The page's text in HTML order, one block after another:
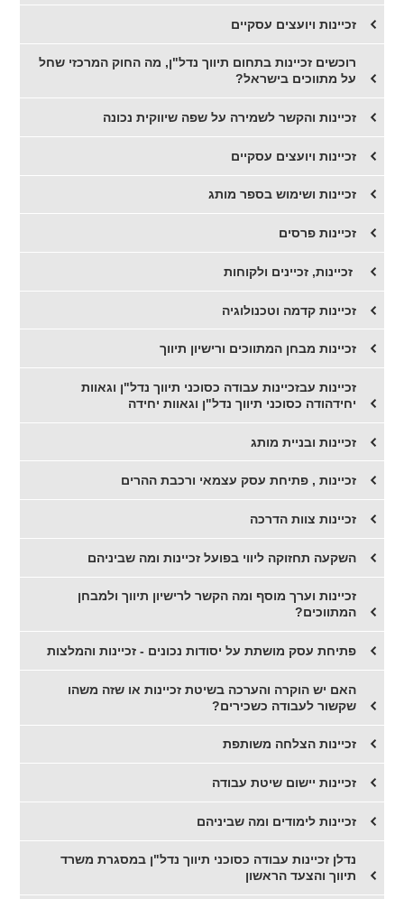
​זכיינות ויועצים עסקיים
​רוכשים זכיינות בתחום תיווך נדל"ן, מה החוק המרכזי שחל
על מתווכים בישראל?
​זכיינות והקשר לשמירה על שפה שיווקית נכונה
זכיינות ויועצים עסקיים
זכיינות ושימוש בספר מותג
זכיינות פרסים
​ זכיינות, זכיינים ולקוחות
​זכיינות קדמה וטכנולוגיה
זכיינות מבחן המתווכים ורישיון תיווך
זכיינות עבזכיינות עבודה כסוכני תיווך נדל"ן וגאוות
יחידהודה כסוכני תיווך נדל"ן וגאוות יחידה
זכיינות ובניית מותג
זכיינות , פתיחת עסק עצמאי ורכבת ההרים
זכיינות צוות הדרכה
השקעה תחזוקה ליווי בפועל זכיינות ומה שביניהם
זכיינות וערך מוסף ומה הקשר לרישיון תיווך ולמבחן
המתווכים?
פתיחת עסק מושתת על יסודות נכונים - זכיינות והמלצות
האם יש הוקרה והערכה בשיטת זכיינות או שזה משהו
שקשור לעבודה כשכירים?
זכיינות הצלחה משותפת
זכיינות יישום שיטת עבודה
זכיינות לימודים ומה שביניהם
נדלן זכיינות עבודה כסוכני תיווך נדל"ן במסגרת משרד
תיווך והצעד הראשון